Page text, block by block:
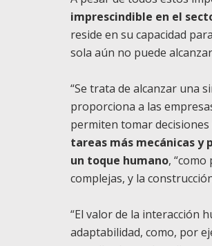
imprescindible en el
reside en su capacidad
sola aún no puede
“Se trata de alcanzar una
proporciona a las
permiten tomar
tareas más mecánicas y
un toque humano,
complejas, y la
“El valor de la interacción
adaptabilidad, como, por